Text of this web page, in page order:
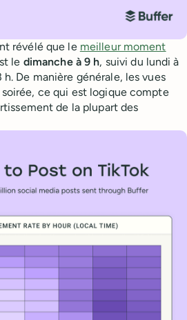
révélé que le meilleur moment
le dimanche à 9 h, suivi du lundi à
De manière générale, les vues
ce qui est logique compte
de la plupart des